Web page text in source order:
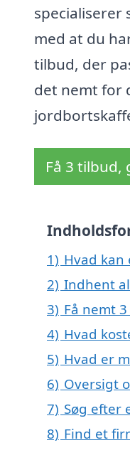
specialiserer
med at du
tilbud, der
det nemt for
Få 3
1) Hvad
2) Indhent
3) Få nemt
4) Hvad
5) Hvad er
6) Oversigt
7) Søg efter
8) Find et